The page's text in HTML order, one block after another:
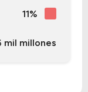
11%
mil millones